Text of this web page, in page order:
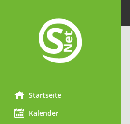
Startseite
Kalender